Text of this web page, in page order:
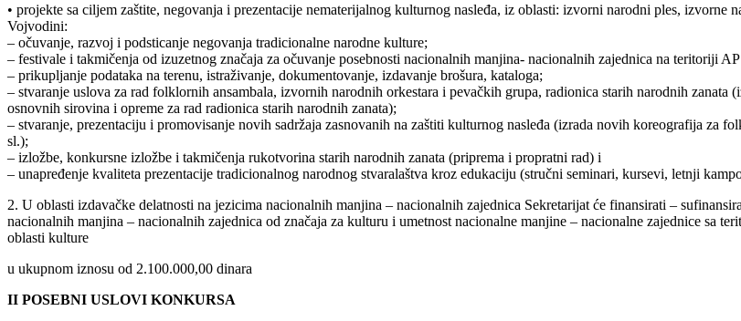
• projekte sa ciljem zaštite, negovanja i prezentacije nematerijalnog kulturnog nasleđa, iz oblasti: izvorni narodni ples,
Vojvodini:
– očuvanje, razvoj i podsticanje negovanja tradicionalne narodne kulture;
– festivale i takmičenja od izuzetnog značaja za očuvanje posebnosti nacionalnih manjina- nacionalnih zajednica na teritoriji
– prikupljanje podataka na terenu, istraživanje, dokumentovanje, izdavanje brošura, kataloga;
– stvaranje uslova za rad folklornih ansambala, izvornih narodnih orkestara i pevačkih grupa, radionica starih narodnih
osnovnih sirovina i opreme za rad radionica starih narodnih zanata);
– stvaranje, prezentaciju i promovisanje novih sadržaja zasnovanih na zaštiti kulturnog nasleđa (izrada novih koreografija za
sl.);
– izložbe, konkursne izložbe i takmičenja rukotvorina starih narodnih zanata (priprema i propratni rad) i
– unapređenje kvaliteta prezentacije tradicionalnog narodnog stvaralaštva kroz edukaciju (stručni seminari, kursevi, letnji
2. U oblasti izdavačke delatnosti na jezicima nacionalnih manjina – nacionalnih zajednica Sekretarijat će finansirati –
nacionalnih manjina – nacionalnih zajednica od značaja za kulturu i umetnost nacionalne manjine – nacionalne zajednice sa
oblasti kulture
u ukupnom iznosu od 2.100.000,00 dinara
II POSEBNI USLOVI KONKURSA